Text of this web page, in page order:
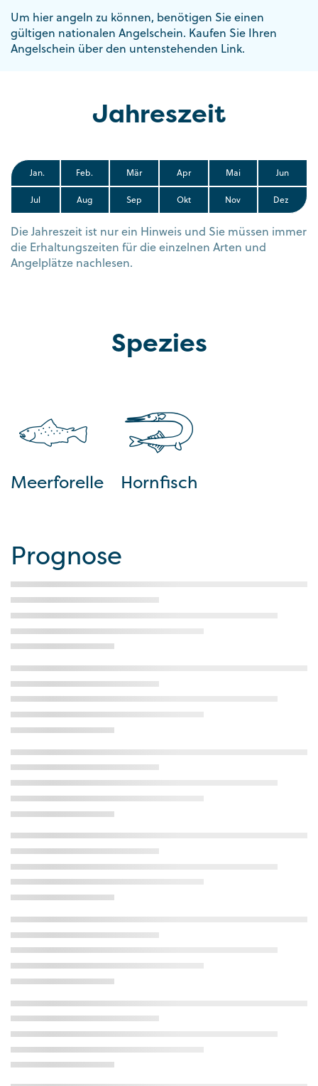
Um hier angeln zu können, benötigen Sie einen
gültigen nationalen Angelschein. Kaufen Sie Ihren
Angelschein über den untenstehenden Link.
Jahreszeit
Jan. Feb. Mär Apr Mai Jun
Jul Aug Sep Okt Nov Dez
Die Jahreszeit ist nur ein Hinweis und Sie müssen immer
die Erhaltungszeiten für die einzelnen Arten und
Angelplätze nachlesen.
Spezies
Meerforelle Hornfisch
Prognose